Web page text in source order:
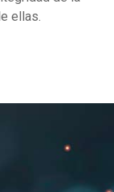
ellas.